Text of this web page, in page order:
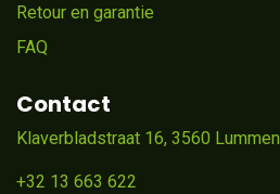
Retour en garantie
FAQ
Contact
Klaverbladstraat 16, 3560 Lummen
+32 13 663 622